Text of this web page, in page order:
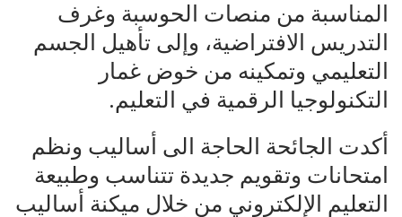
المناسبة من منصات الحوسبة وغرف
التدريس الافتراضية، وإلى تأهيل الجسم
التعليمي وتمكينه من خوض غمار
التكنولوجيا الرقمية في التعليم.
أكدت الجائحة الحاجة الى أساليب ونظم
امتحانات وتقويم جديدة تتناسب وطبيعة
التعليم الإلكتروني من خلال ميكنة أساليب